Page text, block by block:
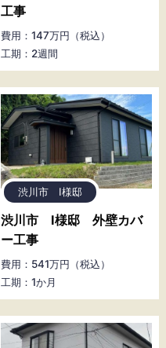
工事
費用：147万円（税込）
工期：2週間
渋川市 I様邸
渋川市 I様邸 外壁カバ
ー工事
費用：541万円（税込）
工期：1か月